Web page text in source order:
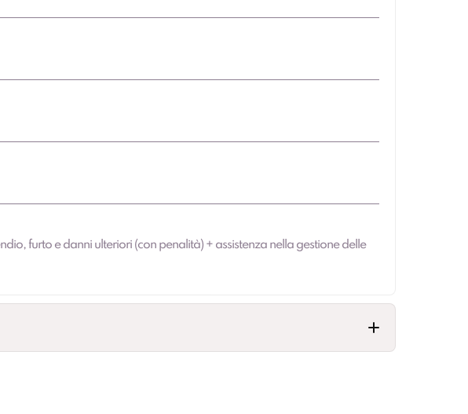
furto e danni ulteriori (con penalità) + assistenza nella gestione delle